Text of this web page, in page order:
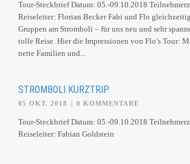
Tour-Steckbrief Datum: 05.-09.10.2018
Reiseleiter: Florian Becker Fabi und Flo
Gruppen am Stromboli – für uns neu und sehr
tolle Reise. Hier die Impressionen von Flo’s Tour:
nette Familien und...
STROMBOLI KURZTRIP
05 OKT. 2018 0 KOMMENTARE
Tour-Steckbrief Datum: 05.-09.10.2018
Reiseleiter: Fabian Goldstein